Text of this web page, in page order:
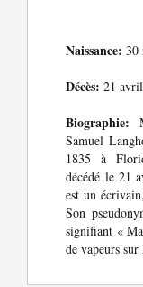
Naissance: 30
Décès: 21
Biographie:
Samuel
1835 à
décédé le 21
est un
Son
signifiant «
de vapeurs